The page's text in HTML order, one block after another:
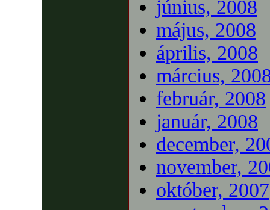
június, 2008
május, 2008
április, 2008
március,
február, 2008
január, 2008
december,
november,
október, 2007